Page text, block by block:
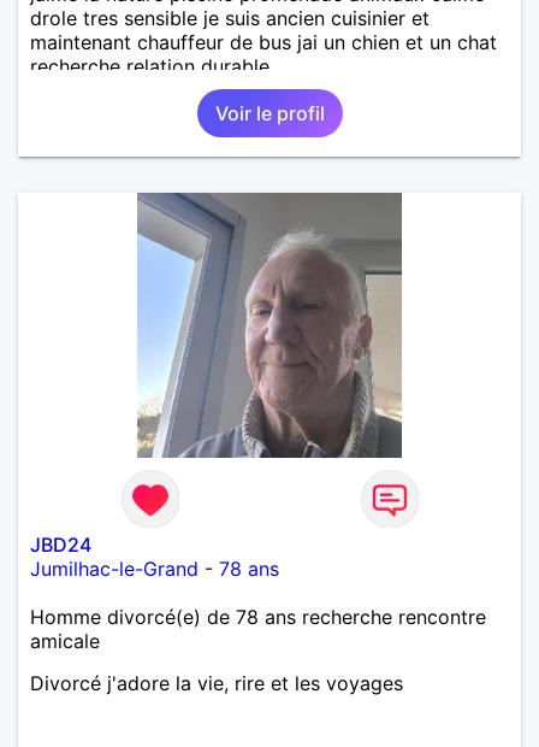
drole tres sensible je suis ancien cuisinier et
maintenant chauffeur de bus jai un chien et un chat
recherche relation durable
Voir le profil
JBD24
Jumilhac-le-Grand - 78 ans
Homme divorcé(e) de 78 ans recherche rencontre
amicale
Divorcé j'adore la vie, rire et les voyages